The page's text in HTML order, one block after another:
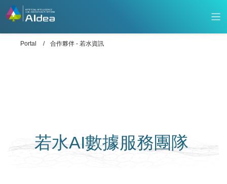
Portal 合作夥伴 - 若水資訊
若水AI數據服務團隊